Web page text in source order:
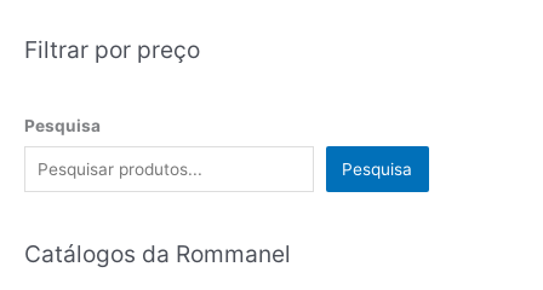
Filtrar por preço
Pesquisa
Pesquisa
Catálogos da Rommanel